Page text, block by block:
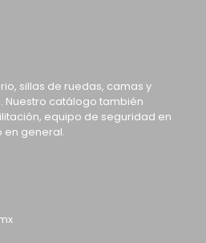
sillas de ruedas, camas y
Nuestro catálogo también
equipo de seguridad en
en general.